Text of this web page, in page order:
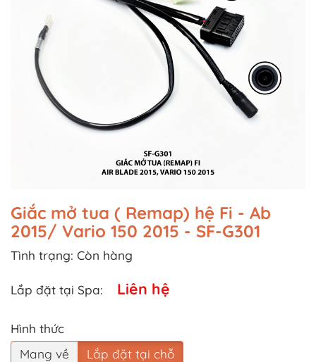
Giắc mở tua ( Remap) hệ Fi - Ab
2015/ Vario 150 2015 - SF-G301
Tình trạng: Còn hàng
Lắp đặt tại Spa: Liên hệ
Hình thức
Mang về
Lắp đặt tại chỗ